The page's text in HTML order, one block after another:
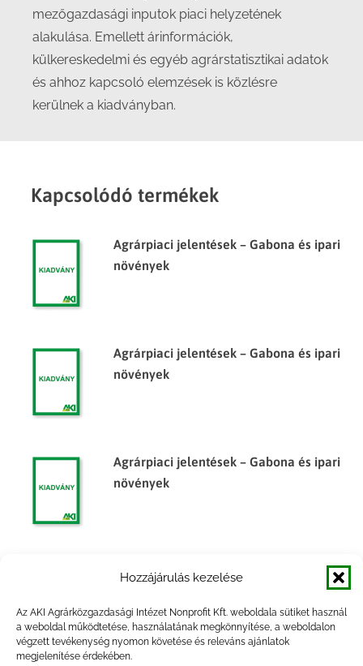
Hozzájárulás kezelése
Az AKI Agrárközgazdasági Intézet Nonprofit Kft. weboldala sütiket használ
a weboldal működtetése, használatának megkönnyítése, a weboldalon
végzett tevékenység nyomon követése és releváns ajánlatok
megjelenítése érdekében.
mezőgazdasági inputok piaci helyzetének
alakulása. Emellett árinformációk,
külkereskedelmi és egyéb agrárstatisztikai adatok
és ahhoz kapcsoló elemzések is közlésre
kerülnek a kiadványban.
Kapcsolódó termékek
Agrárpiaci jelentések – Gabona és ipari
növények
Agrárpiaci jelentések – Gabona és ipari
növények
Agrárpiaci jelentések – Gabona és ipari
növények
Agrárpiaci jelentések – Gabona és ipari